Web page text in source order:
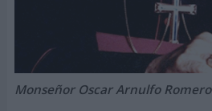
Monseñor Oscar Arnulfo Romero